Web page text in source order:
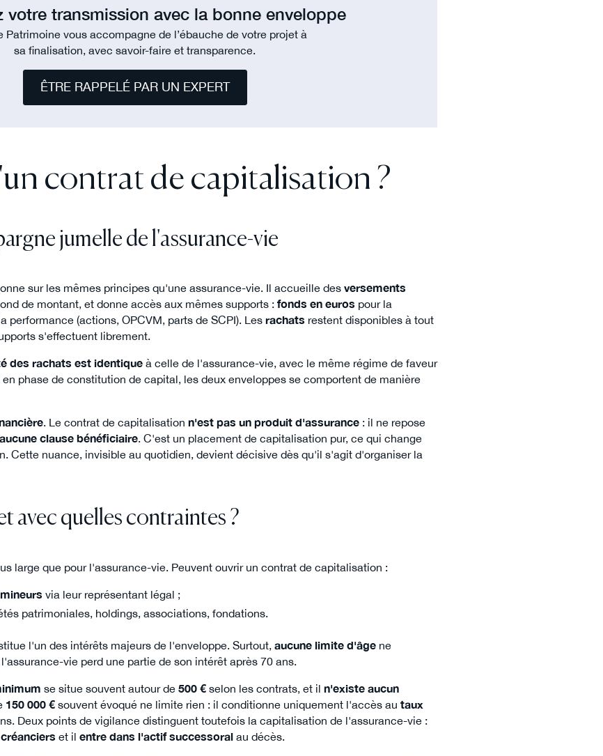
votre transmission avec la bonne enveloppe
Patrimoine vous accompagne de l’ébauche de votre projet à
sa finalisation, avec savoir-faire et transparence.
ÊTRE RAPPELÉ PAR UN EXPERT
contrat de capitalisation ?
jumelle de l'assurance-vie
sur les mêmes principes qu'une assurance-vie. Il accueille desversements
de montant, et donne accès aux mêmes supports :fonds en euros pour la
performance (actions, OPCVM, parts de SCPI). Lesrachats restent disponibles à tout
s'effectuent librement.
des rachats est identique à celle de l'assurance-vie, avec le même régime de faveur
phase de constitution de capital, les deux enveloppes se comportent de manière
. Le contrat de capitalisationn'est pas un produit d'assurance : il ne repose
aucune clause bénéficiaire. C'est un placement de capitalisation pur, ce qui change
Cette nuance, invisible au quotidien, devient décisive dès qu'il s'agit d'organiser la
avec quelles contraintes ?
large que pour l'assurance-vie. Peuvent ouvrir un contrat de capitalisation :
mineurs via leur représentant légal ;
patrimoniales, holdings, associations, fondations.
l'un des intérêts majeurs de l'enveloppe. Surtout,aucune limite d'âge ne
vie perd une partie de son intérêt après 70 ans.
se situe souvent autour de500 € selon les contrats, et iln'existe aucun
150 000 € souvent évoqué ne limite rien : il conditionne uniquement l'accès autaux
Deux points de vigilance distinguent toutefois la capitalisation de l'assurance-vie :
et ilentre dans l'actif successoral au décès.